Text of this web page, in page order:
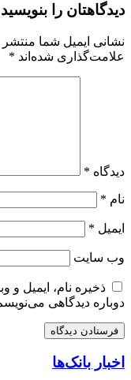
دیدگاهتان را بنویسید
نشانی ایمیل شما
علامت‌گذاری شده‌اند *
دیدگاه *
نام *
ایمیل *
وب‌ سایت
ذخیره نام، ایمیل
دوباره دیدگاهی
اخبار بانک‌ها